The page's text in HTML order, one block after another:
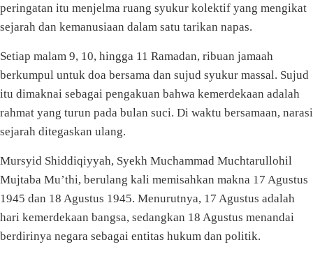
peringatan itu menjelma ruang syukur kolektif yang mengikat
sejarah dan kemanusiaan dalam satu tarikan napas.
Setiap malam 9, 10, hingga 11 Ramadan, ribuan jamaah
berkumpul untuk doa bersama dan sujud syukur massal. Sujud
itu dimaknai sebagai pengakuan bahwa kemerdekaan adalah
rahmat yang turun pada bulan suci. Di waktu bersamaan, narasi
sejarah ditegaskan ulang.
Mursyid Shiddiqiyyah, Syekh Muchammad Muchtarullohil
Mujtaba Mu’thi, berulang kali memisahkan makna 17 Agustus
1945 dan 18 Agustus 1945. Menurutnya, 17 Agustus adalah
hari kemerdekaan bangsa, sedangkan 18 Agustus menandai
berdirinya negara sebagai entitas hukum dan politik.